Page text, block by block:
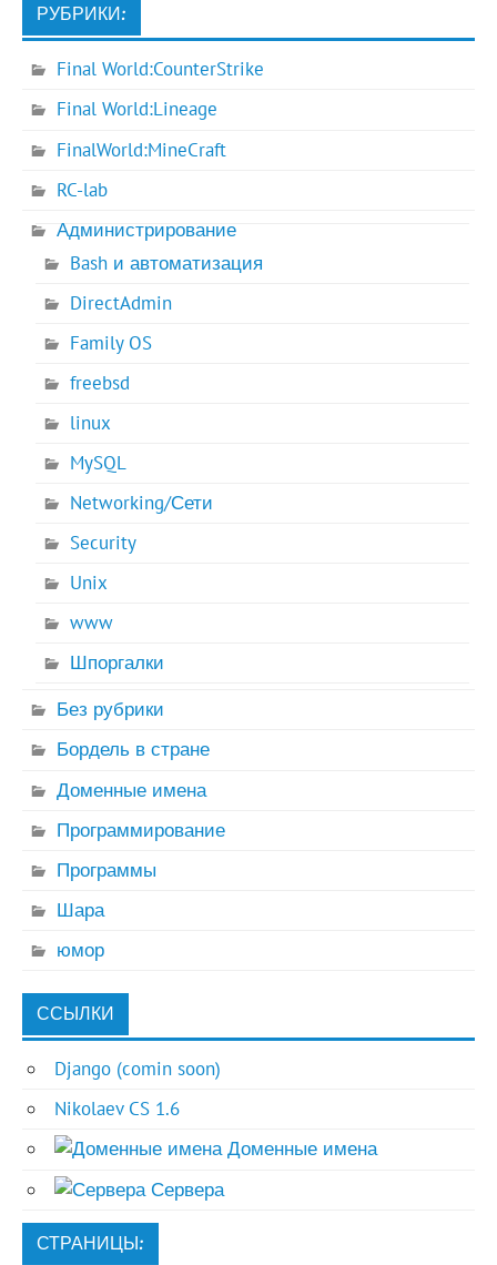
РУБРИКИ:
Final World:CounterStrike
Final World:Lineage
FinalWorld:MineCraft
RC-lab
Администрирование
Bash и автоматизация
DirectAdmin
Family OS
freebsd
linux
MySQL
Networking/Сети
Security
Unix
www
Шпоргалки
Без рубрики
Бордель в стране
Доменные имена
Программирование
Программы
Шара
юмор
ССЫЛКИ
Django (comin soon)
Nikolaev CS 1.6
Доменные имена
Сервера
СТРАНИЦЫ: